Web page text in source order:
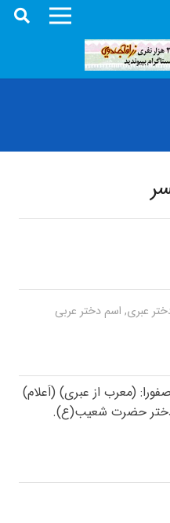
عبری, اسم دختر عربی
(معرب از عبری) (اَعلام)
حضرت شعیب(ع).